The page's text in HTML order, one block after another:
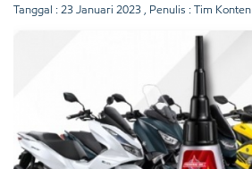
Tanggal : 23 Januari 2023 , Penulis : Tim Konten